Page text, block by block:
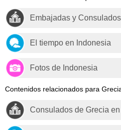
Embajadas y
El tiempo en Indonesia
Fotos de Indonesia
Contenidos relacionados para
Consulados de Grecia